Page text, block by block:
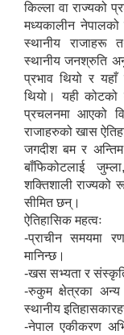
किल्ला वा राज्यको
मध्यकालीन नेपालको
स्थानीय राजाहरू
स्थानीय जनश्रुति
प्रभाव थियो र यहाँ
थियो। यही कोटको
प्रचलनमा आएको
राजाहरुको खास
जगदीश बम र
बाँफिकोटलाई
शक्तिशाली राज्यको
सीमित छन्।
ऐतिहासिक महत्वः
-प्राचीन समयमा
मानिन्छ।
-खस सभ्यता र
-रुकुम क्षेत्रका
स्थानीय
-नेपाल एकीकरण